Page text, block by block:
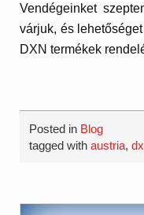
Vendégeinket
várjuk, és
DXN termékek
Posted in Blog
tagged withaustria,